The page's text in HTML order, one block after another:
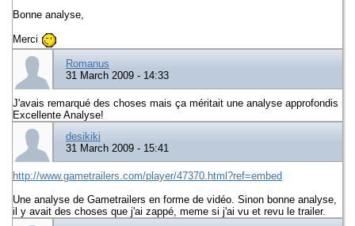
Bonne analyse,
Merci
Romanus
31 March 2009 - 14:33
J'avais remarqué des choses mais ça méritait une analyse approfondis
Excellente Analyse!
desikiki
31 March 2009 - 15:41
http://www.gametrailers.com/player/47370.html?ref=embed
Une analyse de Gametrailers en forme de vidéo. Sinon bonne analyse,
il y avait des choses que j'ai zappé, meme si j'ai vu et revu le trailer.